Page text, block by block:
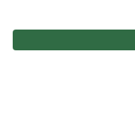
© 2026